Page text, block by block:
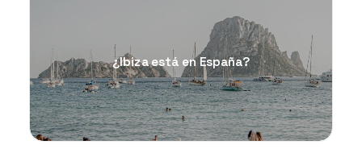
¿Ibiza está en España?